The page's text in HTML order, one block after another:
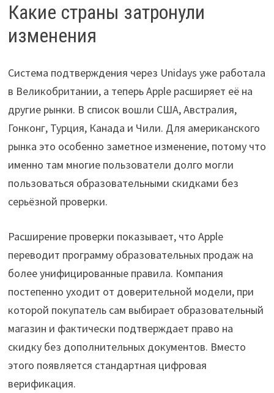
Какие страны затронули
изменения
Система подтверждения через Unidays уже работала
в Великобритании, а теперь Apple расширяет её на
другие рынки. В список вошли США, Австралия,
Гонконг, Турция, Канада и Чили. Для американского
рынка это особенно заметное изменение, потому что
именно там многие пользователи долго могли
пользоваться образовательными скидками без
серьёзной проверки.
Расширение проверки показывает, что Apple
переводит программу образовательных продаж на
более унифицированные правила. Компания
постепенно уходит от доверительной модели, при
которой покупатель сам выбирает образовательный
магазин и фактически подтверждает право на
скидку без дополнительных документов. Вместо
этого появляется стандартная цифровая
верификация.